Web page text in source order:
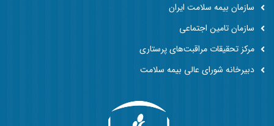
سازمان بیمه سلامت ایران
سازمان تامین اجتماعی
مرکز تحقیقات مراقبت‌های پرستاری
دبیرخانه شورای عالی بیمه سلامت